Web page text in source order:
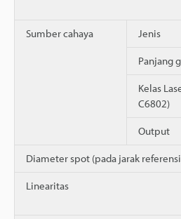
Sumber cahaya Jenis
Panjang
Kelas
C6802)
Output
Diameter spot (pada jarak
Linearitas